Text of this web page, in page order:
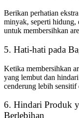
Berikan perhatian
minyak, seperti hidung,
untuk membersihkan
5. Hati-hati pada
Ketika membersihkan
yang lembut dan
cenderung lebih
6. Hindari Produk
Berlebihan